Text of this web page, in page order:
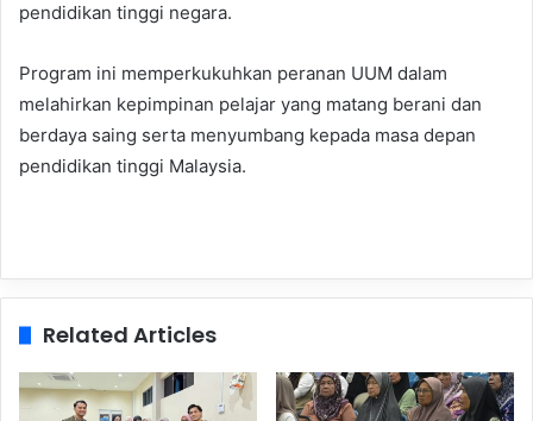
pendidikan tinggi negara.
Program ini memperkukuhkan peranan UUM dalam
melahirkan kepimpinan pelajar yang matang berani dan
berdaya saing serta menyumbang kepada masa depan
pendidikan tinggi Malaysia.
Related Articles